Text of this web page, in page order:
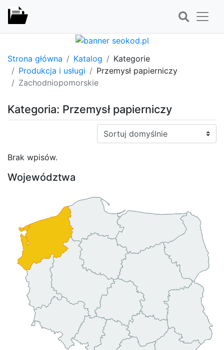
Strona główna Katalog
Kategorie
Produkcja i usługi
Przemysł papierniczy
Zachodniopomorskie
Kategoria: Przemysł papierniczy
Sortuj:
Brak wpisów.
Województwa